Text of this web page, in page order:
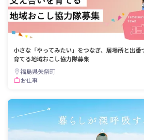
小さな「やってみたい」をつなぎ、居場所と出番
育てる地域おこし協力隊募集
福島県矢祭町
お仕事